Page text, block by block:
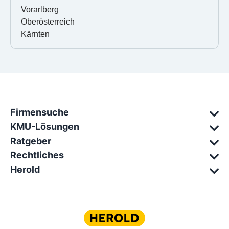
Vorarlberg
Oberösterreich
Kärnten
Firmensuche
KMU-Lösungen
Ratgeber
Rechtliches
Herold